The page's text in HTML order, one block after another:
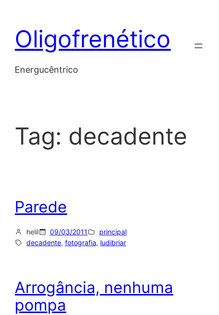
content
Oligofrenético
Energucêntrico
Tag: decadente
Parede
helil 09/03/2011
principal
decadente, fotografia, ludibriar
Arrogância, nenhuma
pompa